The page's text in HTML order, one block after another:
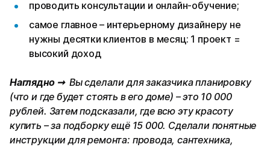
проводить консультации и онлайн-обучение;
самое главное – интерьерному дизайнеру не
нужны десятки клиентов в месяц: 1 проект =
высокий доход
Наглядно ➞ Вы сделали для заказчика планировку
(что и где будет стоять в его доме) – это 10 000
рублей. Затем подсказали, где всю эту красоту
купить – за подборку ещё 15 000. Сделали понятные
инструкции для ремонта: провода, сантехника,